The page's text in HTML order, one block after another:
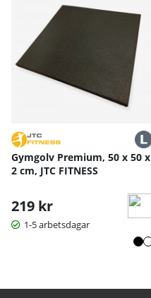
Gymgolv Premium, 50 x 50 x
2 cm, JTC FITNESS
219 kr
1-5 arbetsdagar